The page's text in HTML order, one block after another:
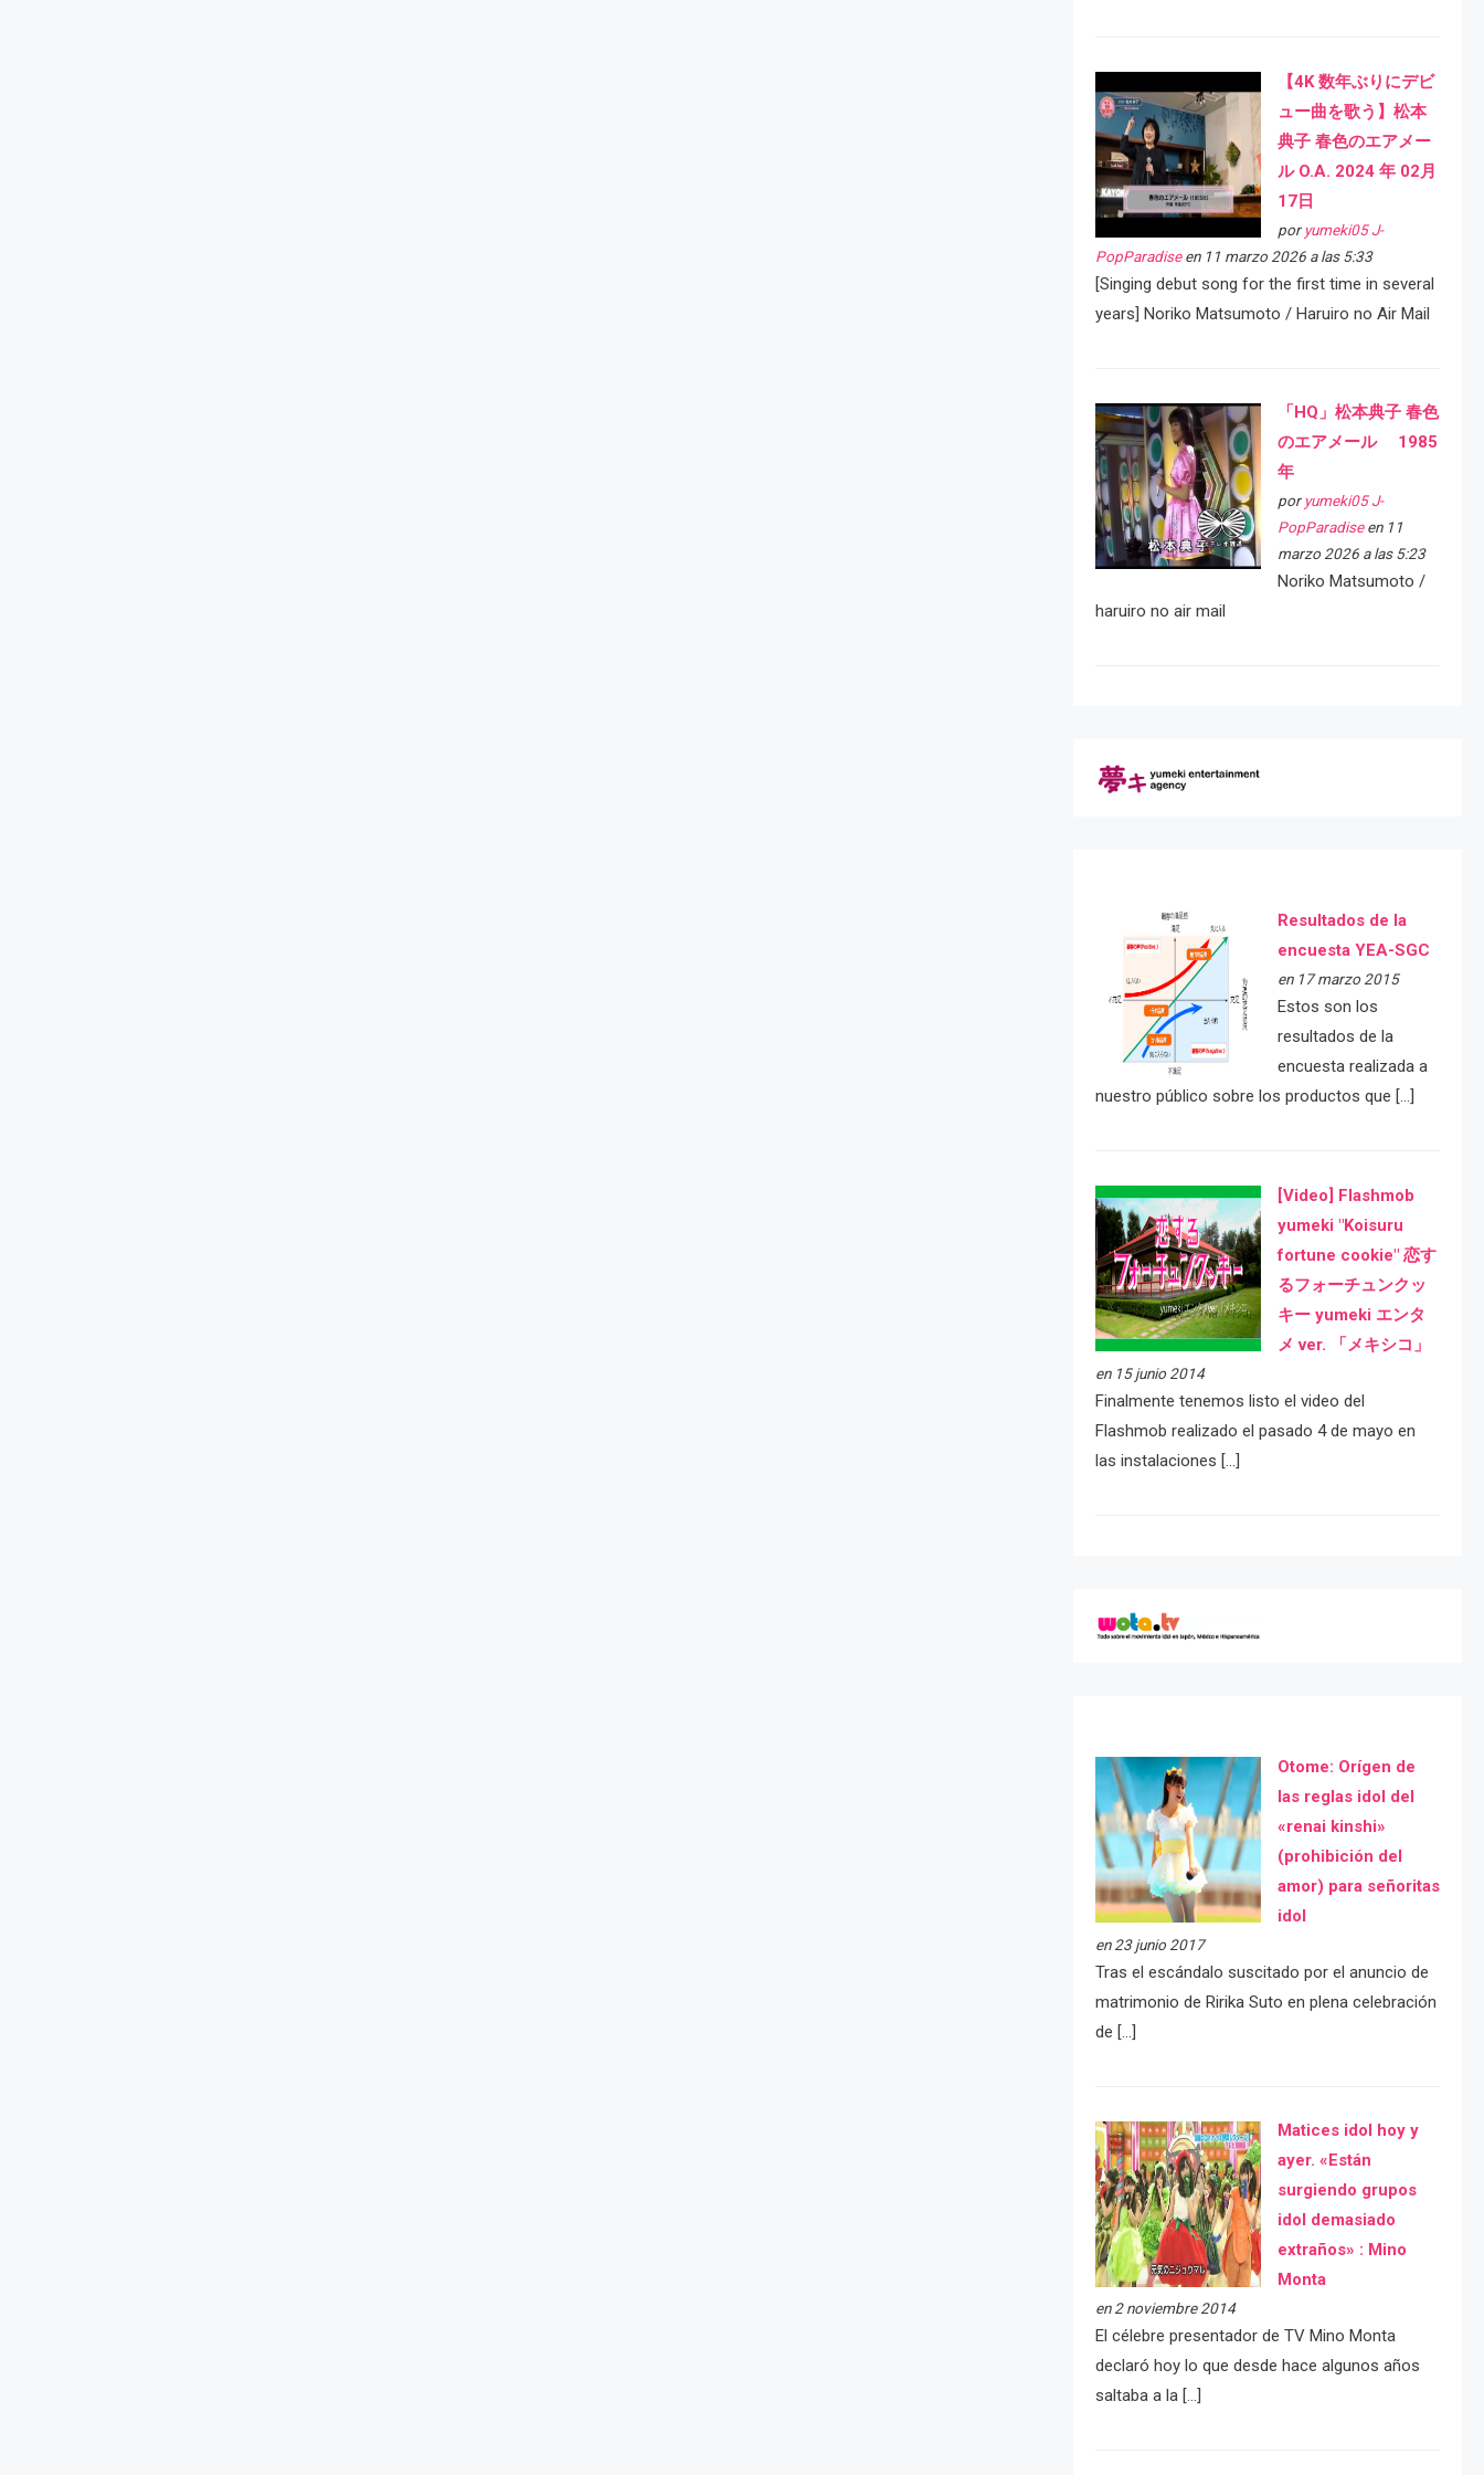
【4K 数年ぶりにデビ
ュー曲を歌う】松本
典子 春色のエアメー
ル O.A. 2024 年 02月
17日
por yumeki05 J-
PopParadiseen 11 marzo 2026 a las 5:33
[Singing debut song for the first time in several
years] Noriko Matsumoto / Haruiro no Air Mail
「HQ」松本典子 春色
のエアメール 1985
年
por yumeki05 J-
PopParadiseen 11
marzo 2026 a las 5:23
Noriko Matsumoto /
haruiro no air mail
Resultados de la
encuesta YEA-SGC
en 17 marzo 2015
Estos son los
resultados de la
encuesta realizada a
nuestro público sobre los productos que […]
[Video] Flashmob
yumeki "Koisuru
fortune cookie" 恋す
るフォーチュンクッ
キー yumeki エンタ
メ ver. 「メキシコ」
en 15 junio 2014
Finalmente tenemos listo el video del
Flashmob realizado el pasado 4 de mayo en
las instalaciones […]
Otome: Orígen de
las reglas idol del
«renai kinshi»
(prohibición del
amor) para señoritas
idol
en 23 junio 2017
Tras el escándalo suscitado por el anuncio de
matrimonio de Ririka Suto en plena celebración
de […]
Matices idol hoy y
ayer. «Están
surgiendo grupos
idol demasiado
extraños» : Mino
Monta
en 2 noviembre 2014
El célebre presentador de TV Mino Monta
declaró hoy lo que desde hace algunos años
saltaba a la […]